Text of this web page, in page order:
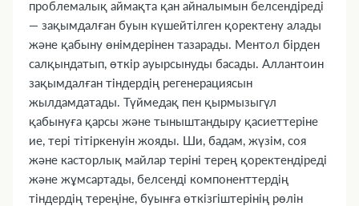
проблемалық аймақта қан айналымын белсендіреді
— зақымдалған буын күшейтілген қоректену алады
және қабыну өнімдерінен тазарады. Ментол бірден
салқындатып, өткір ауырсынуды басады. Аллантоин
зақымдалған тіндердің регенерациясын
жылдамдатады. Түймедақ пен қырмызыгүл
қабынуға қарсы және тыныштандыру қасиеттеріне
ие, тері тітіркенуін жояды. Ши, бадам, жүзім, соя
және касторлық майлар теріні терең қоректендіреді
және жұмсартады, белсенді компоненттердің
тіндердің тереңіне, буынға өткізгіштерінің рөлін